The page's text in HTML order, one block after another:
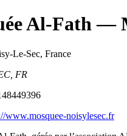
Al-Fath—
Le-Sec, France
FR
www.mosquee-noisylesec.fr